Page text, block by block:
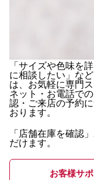
「サイズや色味を
に相談したい」な
は、お気軽に専門
ネット・お電話で
認・ご来店の予約
おります。
「店舗在庫を確認
だけます。
お客様サ